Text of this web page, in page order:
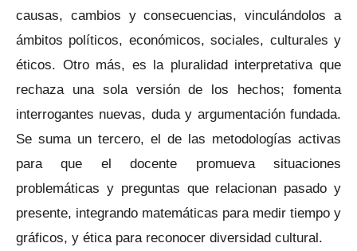
causas, cambios y consecuencias, vinculándolos a
ámbitos políticos, económicos, sociales, culturales y
éticos. Otro más, es la pluralidad interpretativa que
rechaza una sola versión de los hechos; fomenta
interrogantes nuevas, duda y argumentación fundada.
Se suma un tercero, el de las metodologías activas
para que el docente promueva situaciones
problemáticas y preguntas que relacionan pasado y
presente, integrando matemáticas para medir tiempo y
gráficos, y ética para reconocer diversidad cultural.